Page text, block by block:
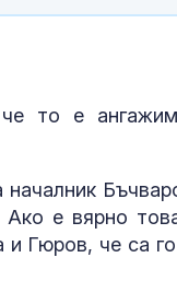
то е
е вярно
Гюров, че са